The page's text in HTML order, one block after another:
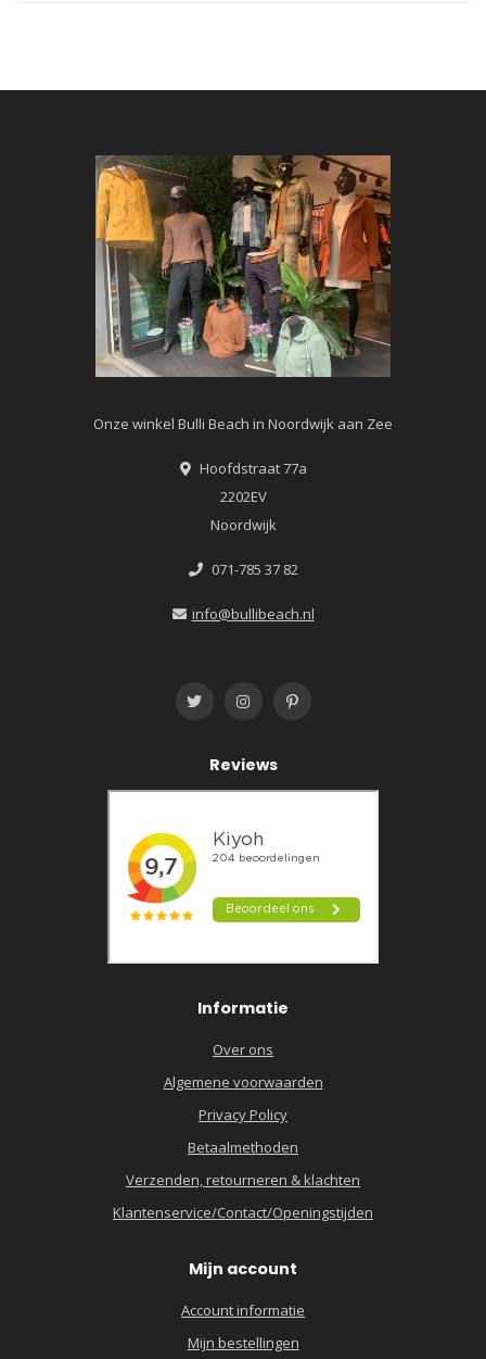
Onze winkel Bulli Beach in Noordwijk aan Zee
Hoofdstraat 77a
2202EV
Noordwijk
071-785 37 82
info@bullibeach.nl
Reviews
Informatie
Over ons
Algemene voorwaarden
Privacy Policy
Betaalmethoden
Verzenden, retourneren & klachten
Klantenservice/Contact/Openingstijden
Mijn account
Account informatie
Mijn bestellingen